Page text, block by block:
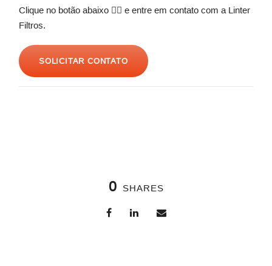
Clique no botão abaixo 👇🏼 e entre em contato com a Linter
Filtros.
SOLICITAR CONTATO
0 SHARES